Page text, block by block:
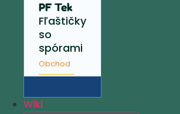
PF Tek
Fľaštičky
so
spórami
Obchod
Wiki